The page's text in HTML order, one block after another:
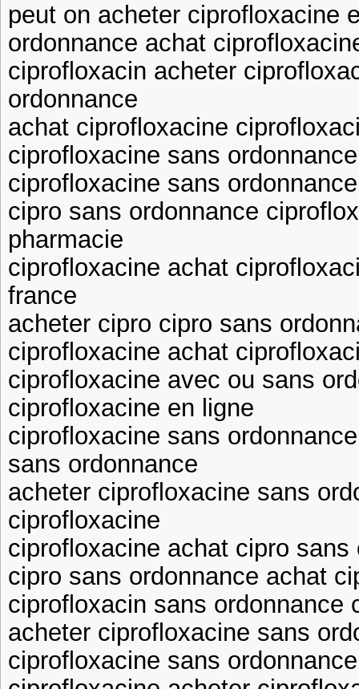
peut on acheter ciprofloxacine
ordonnance achat
ciprofloxacin acheter
ordonnance
achat ciprofloxacine
ciprofloxacine sans
ciprofloxacine sans
cipro sans ordonnance
pharmacie
ciprofloxacine achat
france
acheter cipro cipro sans
ciprofloxacine achat
ciprofloxacine avec ou sans
ciprofloxacine en ligne
ciprofloxacine sans
sans ordonnance
acheter ciprofloxacine sans
ciprofloxacine
ciprofloxacine achat cipro sans
cipro sans ordonnance achat
ciprofloxacin sans ordonnance
acheter ciprofloxacine sans
ciprofloxacine sans ordonnance